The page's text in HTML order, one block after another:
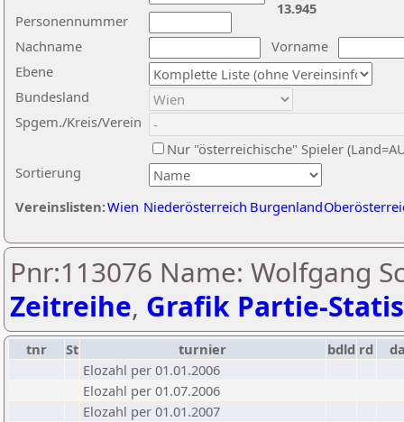
Nachname
Vorname
Ebene
Sortierung
Personennummer
Bundesland
Spgem./Kreis/Verein
Nur "österreichische" Spieler
Vereinslisten:Wien Niederösterreich Burgenland
13.945
Pnr:113076 Name: Wolfgang
Zeitreihe, Grafik Partie-
tnr St turnier bdld rd
Elozahl per 01.01.2006
Elozahl per 01.07.2006
Elozahl per 01.01.2007